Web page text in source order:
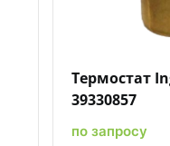
Термостат
39330857
по запросу